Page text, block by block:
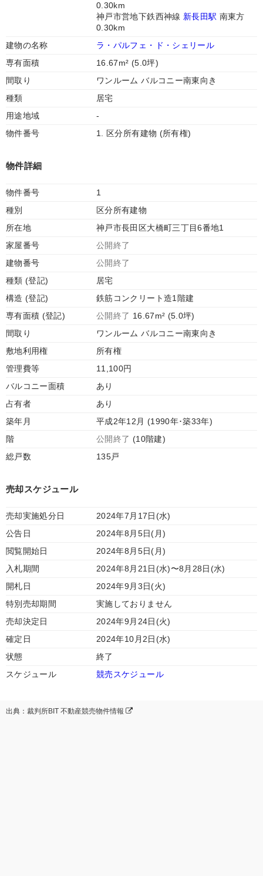
0.30km
神戸市営地下鉄西神線 新長田駅 南東方
0.30km
建物の名称
ラ・パルフェ・ド・シェリール
専有面積
16.67m² (5.0坪)
間取り
ワンルーム バルコニー南東向き
種類
居宅
用途地域
-
物件番号
1. 区分所有建物 (所有権)
物件詳細
物件番号
1
種別
区分所有建物
所在地
神戸市長田区大橋町三丁目6番地1
家屋番号
公開終了
建物番号
公開終了
種類 (登記)
居宅
構造 (登記)
鉄筋コンクリート造1階建
専有面積 (登記)
公開終了 16.67m² (5.0坪)
間取り
ワンルーム バルコニー南東向き
敷地利用権
所有権
管理費等
11,100円
バルコニー面積
あり
占有者
あり
築年月
平成2年12月 (1990年･築33年)
階
公開終了 (10階建)
総戸数
135戸
売却スケジュール
売却実施処分日
2024年7月17日(水)
公告日
2024年8月5日(月)
閲覧開始日
2024年8月5日(月)
入札期間
2024年8月21日(水)〜8月28日(水)
開札日
2024年9月3日(火)
特別売却期間
実施しておりません
売却決定日
2024年9月24日(火)
確定日
2024年10月2日(水)
状態
終了
スケジュール
競売スケジュール
出典：裁判所BIT 不動産競売物件情報